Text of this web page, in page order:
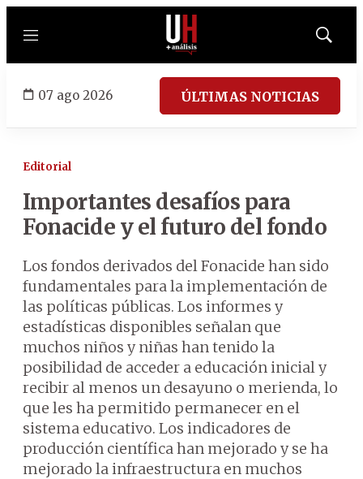
Menú
Mostrar
07 ago 2026 ÚLTIMAS NOTICIAS
Editorial
Importantes desafíos para
Fonacide y el futuro del fondo
Los fondos derivados del Fonacide han sido
fundamentales para la implementación de
las políticas públicas. Los informes y
estadísticas disponibles señalan que
muchos niños y niñas han tenido la
posibilidad de acceder a educación inicial y
recibir al menos un desayuno o merienda, lo
que les ha permitido permanecer en el
sistema educativo. Los indicadores de
producción científica han mejorado y se ha
mejorado la infraestructura en muchos